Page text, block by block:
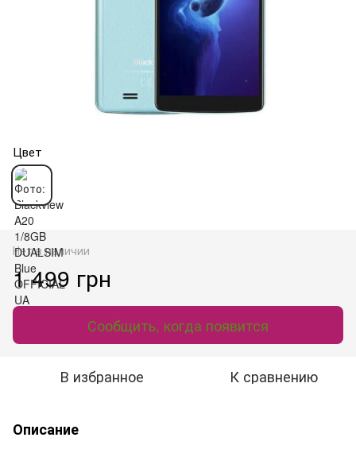
Цвет
Нет в наличии
1 499 грн
Сообщить, когда появится
В избранное К сравнению
Описание